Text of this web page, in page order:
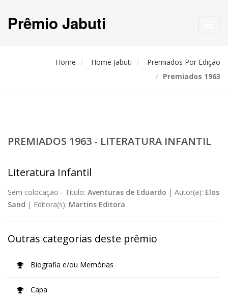
Prêmio Jabuti
Home Home Jabuti
Premiados Por Edição
Premiados 1963
PREMIADOS 1963 - LITERATURA INFANTIL
Literatura Infantil
Sem colocação - Título: Aventuras de Eduardo | Autor(a): Elos
Sand | Editora(s): Martins Editora
Outras categorias deste prêmio
Biografia e/ou Memórias
Capa